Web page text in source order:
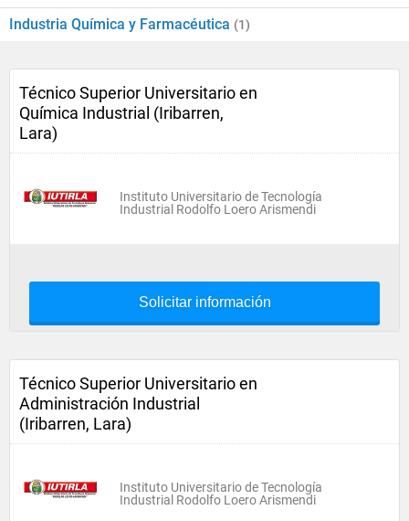
Industria Química y Farmacéutica (1)
Técnico Superior Universitario en
Química Industrial (Iribarren,
Lara)
Instituto Universitario de Tecnología
Industrial Rodolfo Loero Arismendi
Solicitar información
Técnico Superior Universitario en
Administración Industrial
(Iribarren, Lara)
Instituto Universitario de Tecnología
Industrial Rodolfo Loero Arismendi